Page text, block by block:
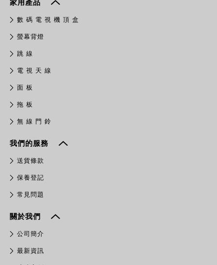
家用產品
數 碼 電 視 機 頂 盒
螢幕背燈
跳 線
電 視 天 線
面 板
拖 板
無 線 門 鈴
我們的服務
送貨條款
保養登記
常見問題
關於我們
公司簡介
最新資訊